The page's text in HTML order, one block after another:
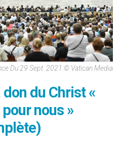
Du 29 Sept. 2021 © Vatican Media
du Christ «
nous »